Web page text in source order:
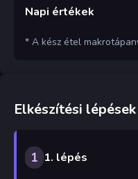
Napi értékek
* A kész étel
Elkészítési lépések
1 1. lépés